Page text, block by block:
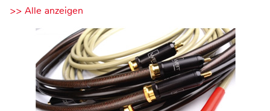
>> Alle anzeigen